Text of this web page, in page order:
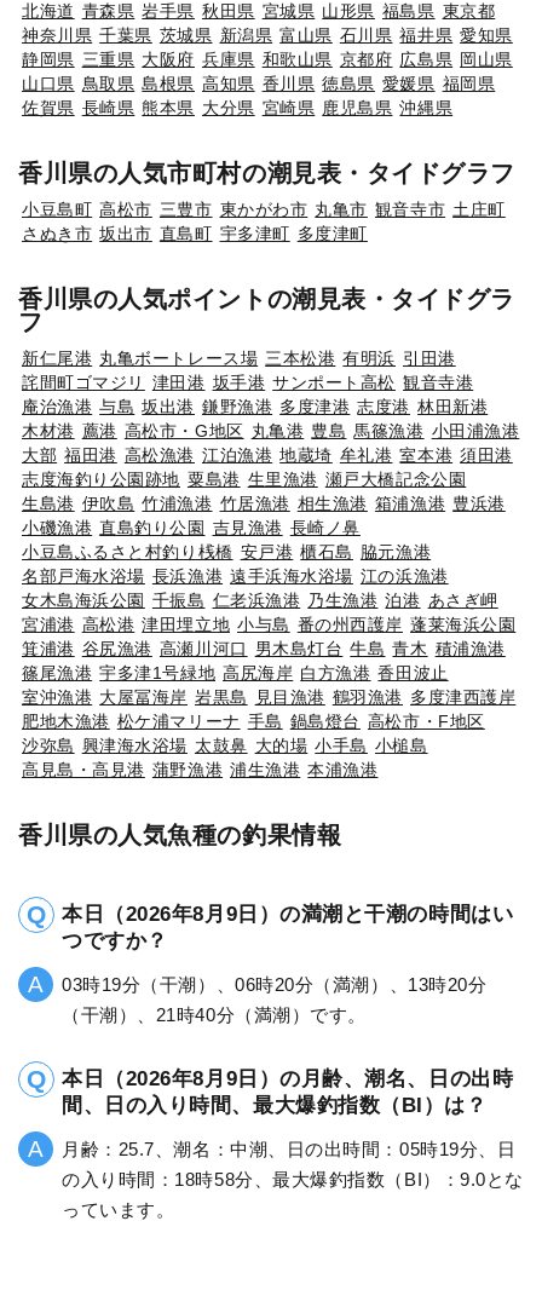
北海道 青森県 岩手県 秋田県 宮城県 山形県 福島県 東京都
神奈川県 千葉県 茨城県 新潟県 富山県 石川県 福井県 愛知県
静岡県 三重県 大阪府 兵庫県 和歌山県 京都府 広島県 岡山県
山口県 鳥取県 島根県 高知県 香川県 徳島県 愛媛県 福岡県
佐賀県 長崎県 熊本県 大分県 宮崎県 鹿児島県 沖縄県
香川県の人気市町村の潮見表・タイドグラフ
小豆島町 高松市 三豊市 東かがわ市 丸亀市 観音寺市 土庄町
さぬき市 坂出市 直島町 宇多津町 多度津町
香川県の人気ポイントの潮見表・タイドグラ
フ
新仁尾港 丸亀ボートレース場 三本松港 有明浜 引田港
詫間町ゴマジリ
津田港 坂手港 サンポート高松 観音寺港
庵治漁港 与島 坂出港 鎌野漁港 多度津港 志度港 林田新港
木材港 薦港 高松市・G地区 丸亀港 豊島 馬篠漁港 小田浦漁港
大部 福田港 高松漁港 江泊漁港 地蔵埼 牟礼港 室本港 須田港
志度海釣り公園跡地 粟島港 生里漁港 瀬戸大橋記念公園
生島港 伊吹島 竹浦漁港 竹居漁港 相生漁港 箱浦漁港 豊浜港
小磯漁港 直島釣り公園 吉見漁港 長崎ノ鼻
小豆島ふるさと村釣り桟橋 安戸港 櫃石島 脇元漁港
名部戸海水浴場 長浜漁港 遠手浜海水浴場 江の浜漁港
女木島海浜公園 千振島 仁老浜漁港 乃生漁港 泊港 あさぎ岬
宮浦港 高松港 津田埋立地 小与島 番の州西護岸 蓬莱海浜公園
箕浦港 谷尻漁港 高瀬川河口 男木島灯台 牛島 青木 積浦漁港
篠尾漁港 宇多津1号緑地 高尻海岸 白方漁港 香田波止
室沖漁港 大屋冨海岸 岩黒島 見目漁港 鶴羽漁港 多度津西護岸
肥地木漁港 松ケ浦マリーナ 手島 鍋島燈台 高松市・F地区
沙弥島 興津海水浴場 太鼓鼻 大的場 小手島 小槌島
高見島・高見港 蒲野漁港 浦生漁港 本浦漁港
香川県の人気魚種の釣果情報
本日（2026年8月9日）の満潮と干潮の時間はい
つですか？
03時19分（干潮）、06時20分（満潮）、13時20分
（干潮）、21時40分（満潮）です。
本日（2026年8月9日）の月齢、潮名、日の出時
間、日の入り時間、最大爆釣指数（BI）は？
月齢：25.7、潮名：中潮、日の出時間：05時19分、日
の入り時間：18時58分、最大爆釣指数（BI）：9.0とな
っています。